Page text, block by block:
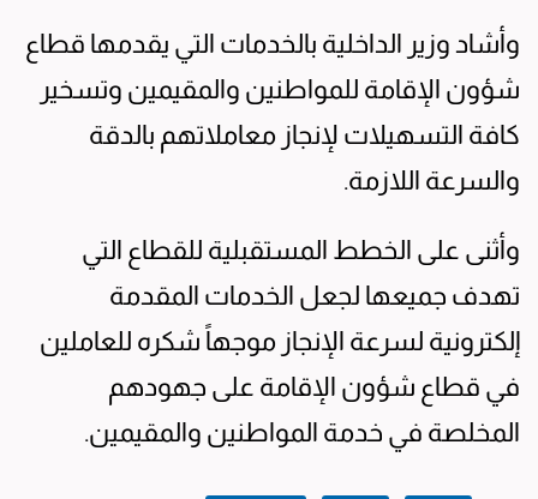
وأشاد وزير الداخلية بالخدمات التي يقدمها قطاع
شؤون الإقامة للمواطنين والمقيمين وتسخير
كافة التسهيلات لإنجاز معاملاتهم بالدقة
والسرعة اللازمة.
وأثنى على الخطط المستقبلية للقطاع التي
تهدف جميعها لجعل الخدمات المقدمة
إلكترونية لسرعة الإنجاز موجهاً شكره للعاملين
في قطاع شؤون الإقامة على جهودهم
المخلصة في خدمة المواطنين والمقيمين.